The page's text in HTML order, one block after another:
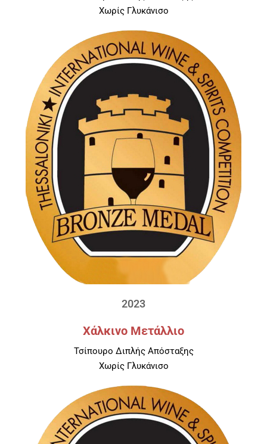
Χωρίς Γλυκάνισο
2023
Χάλκινο Μετάλλιο
Τσίπουρο Διπλής Απόσταξης
Χωρίς Γλυκάνισο